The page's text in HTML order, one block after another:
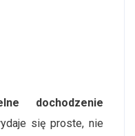
dochodzenie
się proste, nie